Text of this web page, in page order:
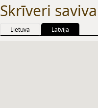
Skrīveri
Lietuva Latvija